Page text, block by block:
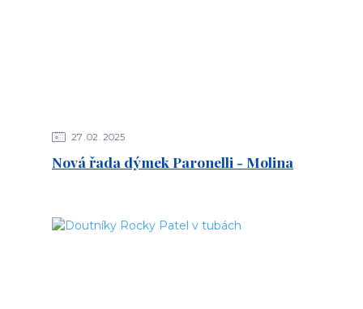
27 02 2025
Nová řada dýmek Paronelli - Molina